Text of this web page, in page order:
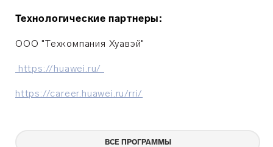
Технологические партнеры:
ООО "Техкомпания Хуавэй"
https://huawei.ru/
https://career.huawei.ru/rri/
ВСЕ ПРОГРАММЫ